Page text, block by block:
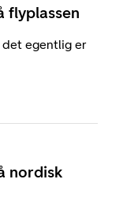
flyplassen
det egentlig er
nordisk